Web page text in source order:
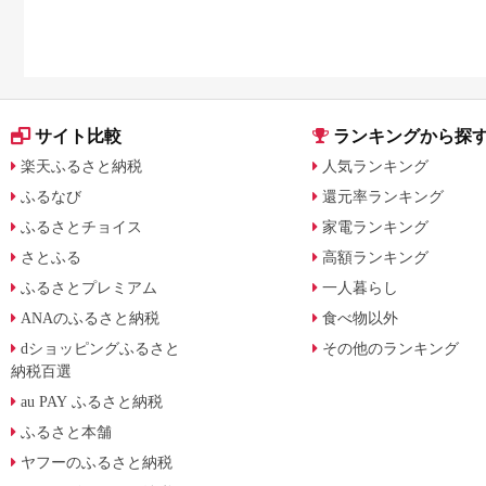
サイト比較
楽天ふるさと納税
ふるなび
ふるさとチョイス
さとふる
ふるさとプレミアム
ANAのふるさと納税
dショッピングふるさと
納税百選
au PAY ふるさと納税
ふるさと本舗
ヤフーのふるさと納税
ランキングから探
人気ランキング
還元率ランキング
家電ランキング
高額ランキング
一人暮らし
食べ物以外
その他のランキング